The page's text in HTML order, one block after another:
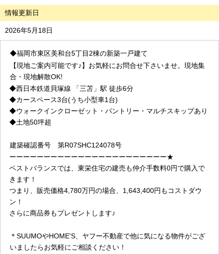
情報更新日
2026年5月18日
◆福岡市東区美和台5丁目2棟の新築一戸建て
【現地ご案内可能です♪】お気軽にお問合せ下さいませ。現地集
合・現地解散OK!
◆西日本鉄道貝塚線 「三苫」駅 徒歩6分
◆カースペース3台(うち小型車1台)
◆ウォークインクローゼット・パントリー・マルチスキップあり
◆土地50坪超
建築確認番号 第R07SHC124078号
ーーーーーーーーーーーーーーーーーーーーーーー★
ベストバランスでは、 東栄住宅の建売も仲介手数料0円で購入で
きます！
つまり、販売価格4,780万円の場合、1,643,400円もコストダウ
ン！
さらに商品券もプレゼントします♪
＊SUUMOやHOME'S、ヤフー不動産で他に気になる物件がござ
いましたらお気軽にご相談ください！